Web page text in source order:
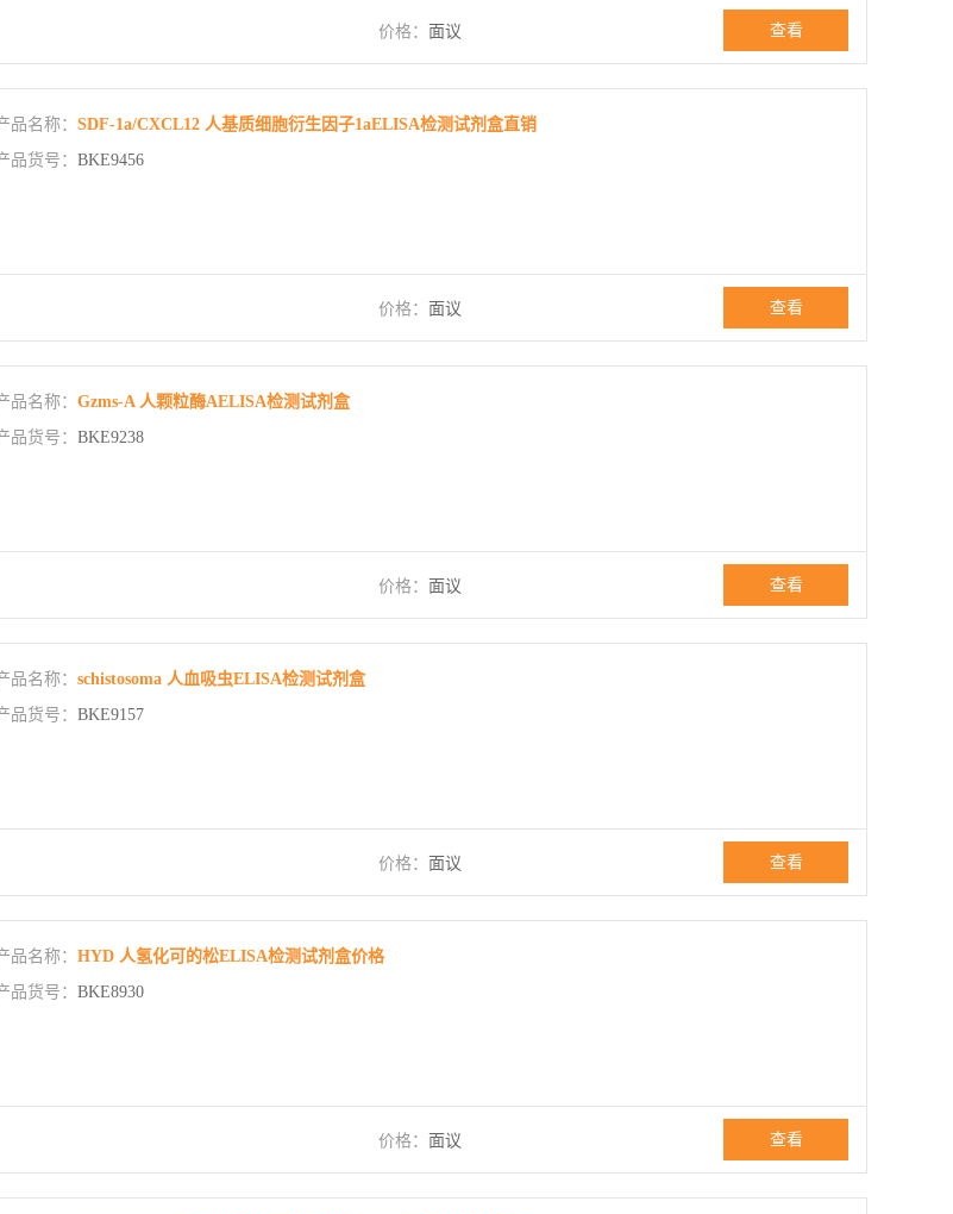
价格： 面议 查看
品名称： SDF-1a/CXCL12 人基质细胞衍生因子1aELISA检测试剂盒直销
品货号： BKE9456
价格： 面议 查看
品名称： Gzms-A 人颗粒酶AELISA检测试剂盒
品货号： BKE9238
价格： 面议 查看
品名称： schistosoma 人血吸虫ELISA检测试剂盒
品货号： BKE9157
价格： 面议 查看
品名称： HYD 人氢化可的松ELISA检测试剂盒价格
品货号： BKE8930
价格： 面议 查看